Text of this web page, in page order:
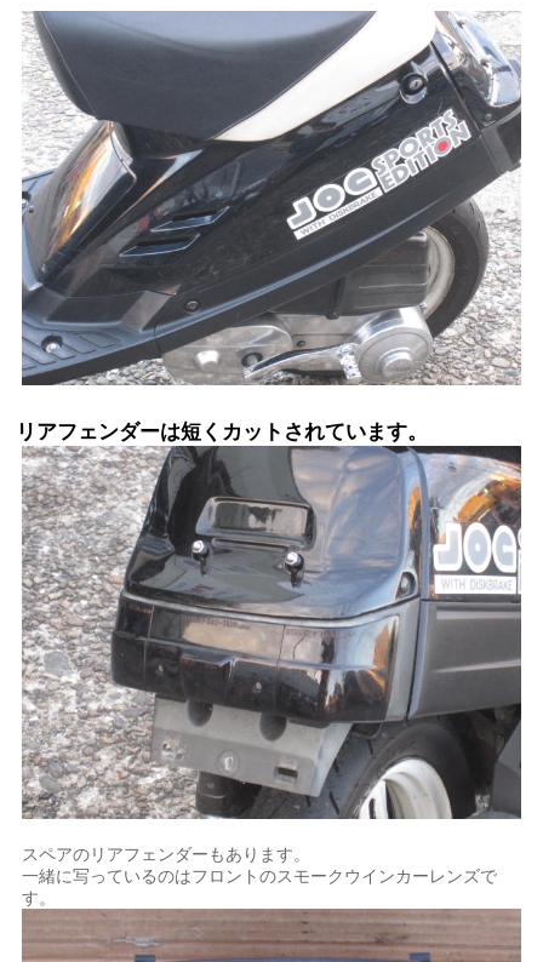
リアフェンダーは短くカットされています。
スペアのリアフェンダーもあります。
一緒に写っているのはフロントのスモークウインカーレンズで
す。